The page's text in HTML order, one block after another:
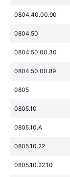
0804.40.00.90
0804.50
0804.50.00.30
0804.50.00.89
0805
0805.10
0805.10.A
0805.10.22
0805.10.22.10